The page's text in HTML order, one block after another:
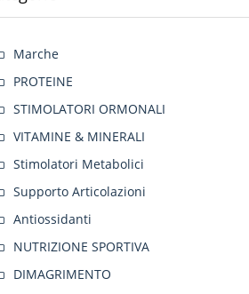
Marche
PROTEINE
STIMOLATORI ORMONALI
VITAMINE & MINERALI
Stimolatori Metabolici
Supporto Articolazioni
Antiossidanti
NUTRIZIONE SPORTIVA
DIMAGRIMENTO